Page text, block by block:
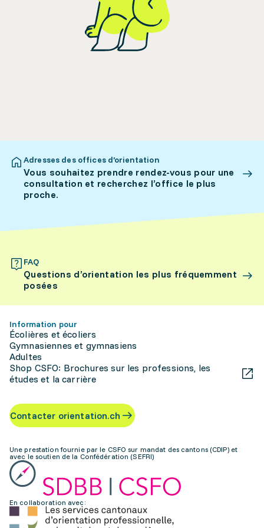
Adresses des offices d’orientation
Vous souhaitez prendre rendez-vous pour une
consultation et recherchez l’office le plus
proche.
FAQ
Questions d’orientation les plus fréquemment
posées
Information pour
Écolières et écoliers
Gymnasiennes et gymnasiens
Adultes
Shop CSFO: Brochures sur les professions, les
études et la carrière
Contacter orientation.ch
Une prestation fournie par le CSFO sur mandat des cantons (CDIP) et
avec le soutien de la Confédération (SEFRI)
En collaboration avec: